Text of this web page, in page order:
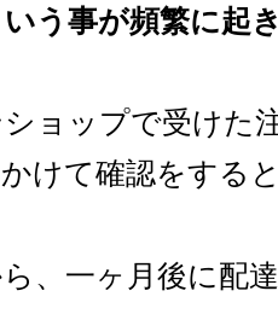
う事が頻繁に起
ョップで受けた
けて確認をする
ら、一ヶ月後に配